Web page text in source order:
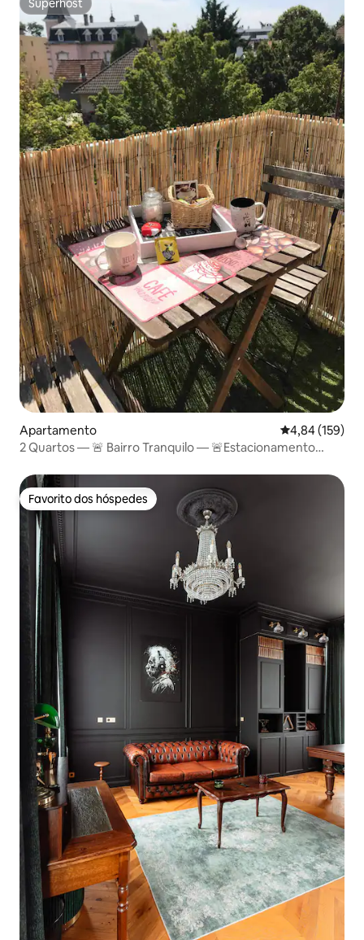
Superhost
Superhost
Apartamento Classificação
4,84 (159)
2 Quartos — 🚨 Bairro Tranquilo — 🚨Estacionamento
Favorito dos hóspedes
Favorito dos hóspedes